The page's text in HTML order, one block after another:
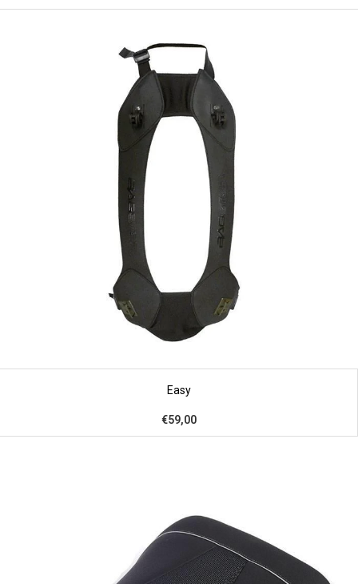
Easy
€59,00